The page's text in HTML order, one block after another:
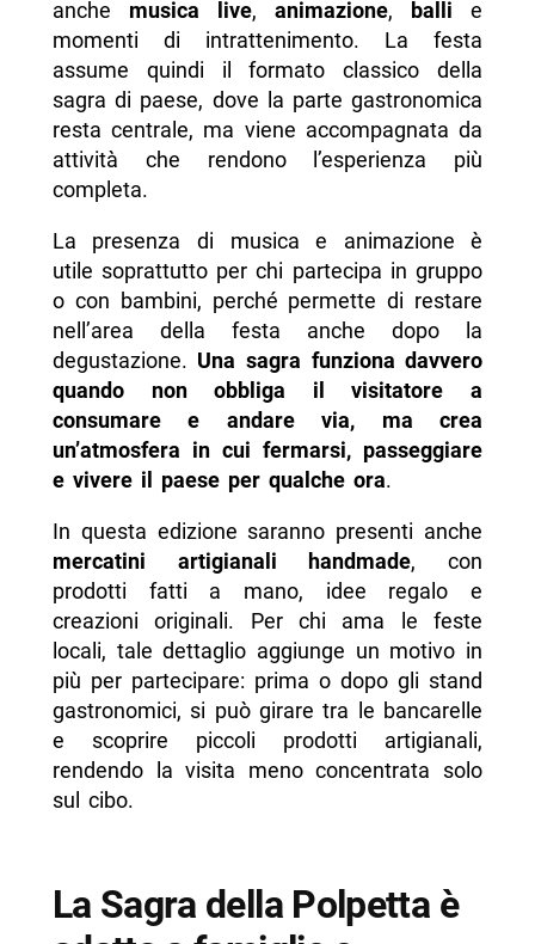
anche musica live,animazione, balli e
momenti di intrattenimento. La festa
assume quindi il formato classico della
sagra di paese, dove la parte gastronomica
resta centrale, ma viene accompagnata da
attività che rendono l’esperienza più
completa.
La presenza di musica e animazione è
utile soprattutto per chi partecipa in gruppo
o con bambini, perché permette di restare
nell’area della festa anche dopo la
degustazione. Una sagra funziona davvero
quando non obbliga il visitatore a
consumare e andare via, ma crea
un’atmosfera in cui fermarsi, passeggiare
e vivere il paese per qualche ora.
In questa edizione saranno presenti anche
mercatini artigianali handmade, con
prodotti fatti a mano, idee regalo e
creazioni originali. Per chi ama le feste
locali, tale dettaglio aggiunge un motivo in
più per partecipare: prima o dopo gli stand
gastronomici, si può girare tra le bancarelle
e scoprire piccoli prodotti artigianali,
rendendo la visita meno concentrata solo
sul cibo.
La Sagra della Polpetta è